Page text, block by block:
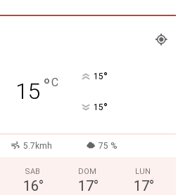
15 °C 15°
15°
5.7kmh 75 %
SAB
16°
DOM
17°
LUN
17°